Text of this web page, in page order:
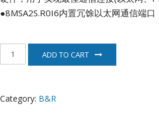
●8MSA2S.R0I6内置冗馀以太网通信端口
B&R
ADD TO CART
Category: B&R